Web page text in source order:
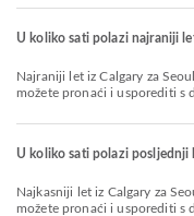
U koliko sati polazi najraniji
Najraniji let iz Calgary za Seoul s Korean Air polazi u 16:00. Ovaj red letenja
možete pronaći i usporediti s
U koliko sati polazi posljednji
Najkasniji let iz Calgary za Seoul s Korean Air polazi u 16:00. Ovaj red letenja
možete pronaći i usporediti s